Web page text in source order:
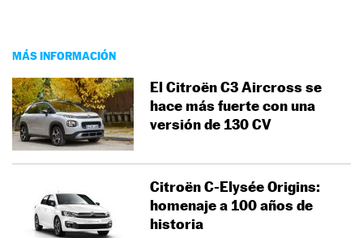
MÁS INFORMACIÓN
El Citroën C3 Aircross se
hace más fuerte con una
versión de 130 CV
Citroën C-Elysée Origins:
homenaje a 100 años de
historia